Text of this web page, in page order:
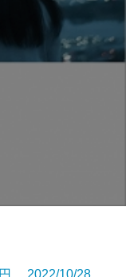
2022/10/28